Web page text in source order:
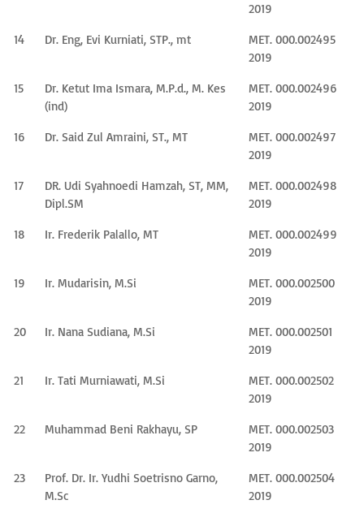
2019
14
Dr. Eng, Evi Kurniati, STP., mt
MET. 000.002495
2019
15
Dr. Ketut Ima Ismara, M.P.d., M. Kes
(ind)
MET. 000.002496
2019
16
Dr. Said Zul Amraini, ST., MT
MET. 000.002497
2019
17
DR. Udi Syahnoedi Hamzah, ST, MM,
Dipl.SM
MET. 000.002498
2019
18
Ir. Frederik Palallo, MT
MET. 000.002499
2019
19
Ir. Mudarisin, M.Si
MET. 000.002500
2019
20
Ir. Nana Sudiana, M.Si
MET. 000.002501
2019
21
Ir. Tati Murniawati, M.Si
MET. 000.002502
2019
22
Muhammad Beni Rakhayu, SP
MET. 000.002503
2019
23
Prof. Dr. Ir. Yudhi Soetrisno Garno,
M.Sc
MET. 000.002504
2019